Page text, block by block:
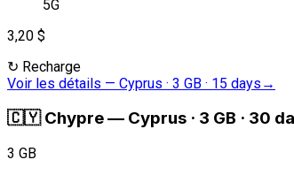
5G
3,20 $
↻ Recharge
Voir les détails — Cyprus · 3 GB · 15 days →
🇨🇾 Chypre— Cyprus · 3 GB · 30
3 GB